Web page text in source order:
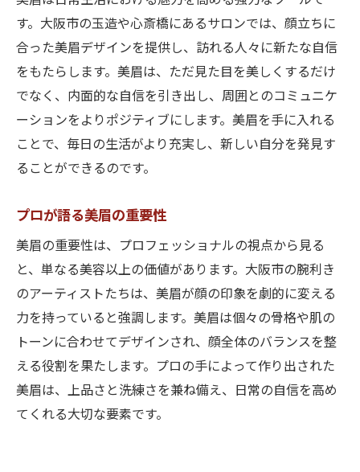
す。大阪市の玉造や心斎橋にあるサロンでは、顔立ちに
合った美眉デザインを提供し、訪れる人々に新たな自信
をもたらします。美眉は、ただ見た目を美しくするだけ
でなく、内面的な自信を引き出し、周囲とのコミュニケ
ーションをよりポジティブにします。美眉を手に入れる
ことで、毎日の生活がより充実し、新しい自分を発見す
ることができるのです。
プロが語る美眉の重要性
美眉の重要性は、プロフェッショナルの視点から見る
と、単なる美容以上の価値があります。大阪市の腕利き
のアーティストたちは、美眉が顔の印象を劇的に変える
力を持っていると強調します。美眉は個々の骨格や肌の
トーンに合わせてデザインされ、顔全体のバランスを整
える役割を果たします。プロの手によって作り出された
美眉は、上品さと洗練さを兼ね備え、日常の自信を高め
てくれる大切な要素です。